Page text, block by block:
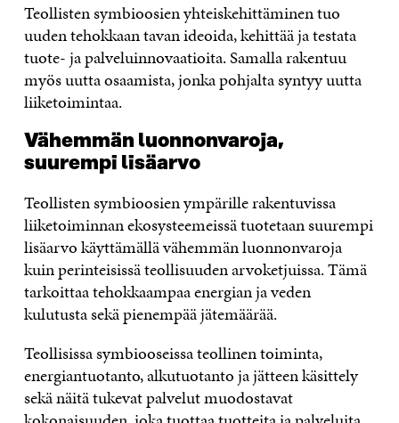
Teollisten symbioosien yhteiskehittäminen tuo
uuden tehokkaan tavan ideoida, kehittää ja testata
tuote- ja palveluinnovaatioita. Samalla rakentuu
myös uutta osaamista, jonka pohjalta syntyy uutta
liiketoimintaa.
Vähemmän luonnonvaroja,
suurempi lisäarvo
Teollisten symbioosien ympärille rakentuvissa
liiketoiminnan ekosysteemeissä tuotetaan suurempi
lisäarvo käyttämällä vähemmän luonnonvaroja
kuin perinteisissä teollisuuden arvoketjuissa. Tämä
tarkoittaa tehokkaampaa energian ja veden
kulutusta sekä pienempää jätemäärää.
Teollisissa symbiooseissa teollinen toiminta,
energiantuotanto, alkutuotanto ja jätteen käsittely
sekä näitä tukevat palvelut muodostavat